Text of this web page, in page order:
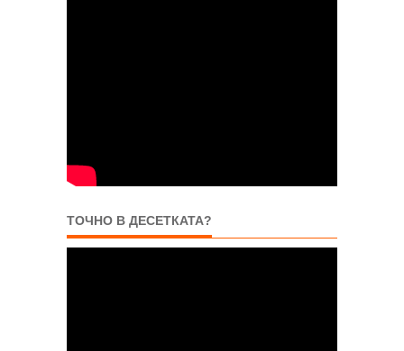
ТОЧНО В ДЕСЕТКАТА?